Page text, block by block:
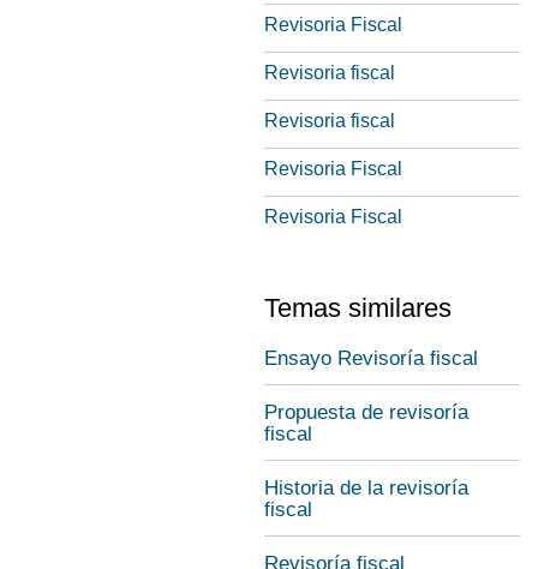
Revisoria Fiscal
Revisoria fiscal
Revisoria fiscal
Revisoria Fiscal
Revisoria Fiscal
Temas similares
Ensayo Revisoría fiscal
Propuesta de revisoría
fiscal
Historia de la revisoría
fiscal
Revisoría fiscal